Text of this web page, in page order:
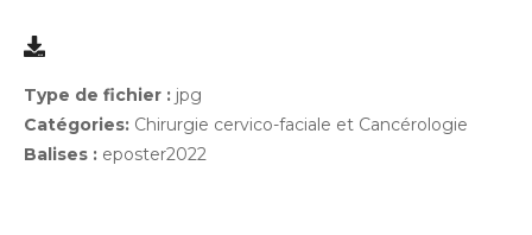
Type de fichier : jpg
Catégories: Chirurgie cervico-faciale et Cancérologie
Balises : eposter2022